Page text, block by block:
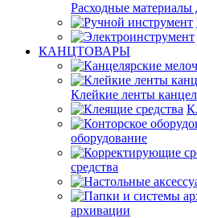
Расходные материалы
КАНЦТОВАРЫ
Клейкие ленты
оборудование
средства
архивации